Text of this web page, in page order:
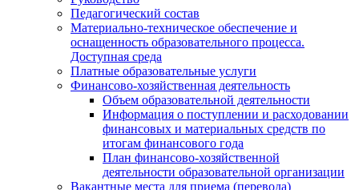
Педагогический состав
Материально-техническое обеспечение и
оснащенность образовательного процесса.
Доступная среда
Платные образовательные услуги
Финансово-хозяйственная деятельность
Объем образовательной деятельности
Информация о поступлении и расходовании
финансовых и материальных средств по
итогам финансового года
План финансово-хозяйственной
деятельности образовательной организации
Вакантные места для приема (перевода)